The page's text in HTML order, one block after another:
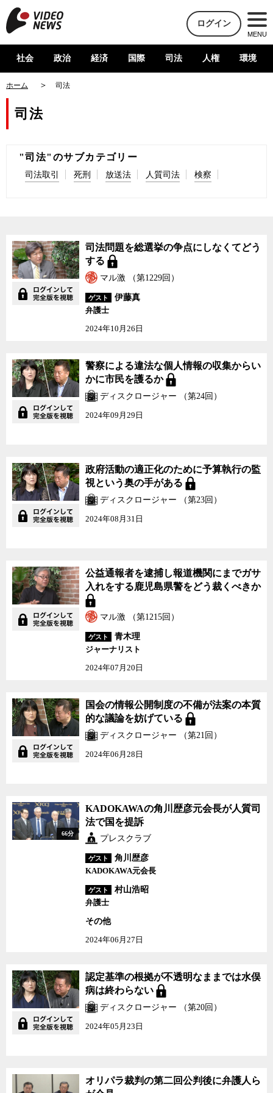
ログイン
MENU
社会 政治 経済 国際 司法 人権 環境
ホーム 司法
司法
"司法"のサブカテゴリー
司法取引 死刑 放送法 人質司法 検察
司法問題を総選挙の争点にしなくてどう
する
マル激 （第1229回）
ゲスト
伊藤真
弁護士
2024年10月26日
警察による違法な個人情報の収集からい
かに市民を護るか
ディスクロージャー （第24回）
2024年09月29日
政府活動の適正化のために予算執行の監
視という奥の手がある
ディスクロージャー （第23回）
2024年08月31日
公益通報者を逮捕し報道機関にまでガサ
入れをする鹿児島県警をどう裁くべきか
マル激 （第1215回）
ゲスト
青木理
ジャーナリスト
2024年07月20日
国会の情報公開制度の不備が法案の本質
的な議論を妨げている
ディスクロージャー （第21回）
2024年06月28日
66分
KADOKAWAの角川歴彦元会長が人質司
法で国を提訴
プレスクラブ
ゲスト
角川歴彦
KADOKAWA元会長
ゲスト
村山浩昭
弁護士
その他
2024年06月27日
認定基準の根拠が不透明なままでは水俣
病は終わらない
ディスクロージャー （第20回）
2024年05月23日
オリパラ裁判の第二回公判後に弁護人ら